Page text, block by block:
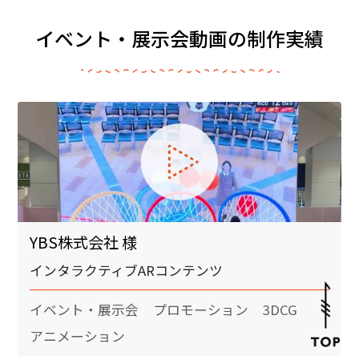
イベント・展示会動画の制作実績
YBS株式会社 様
インタラクティブARコンテンツ
イベント・展示会 プロモーション
3DCG
アニメーション